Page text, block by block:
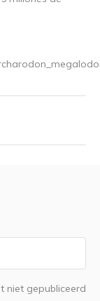
niet gepubliceerd